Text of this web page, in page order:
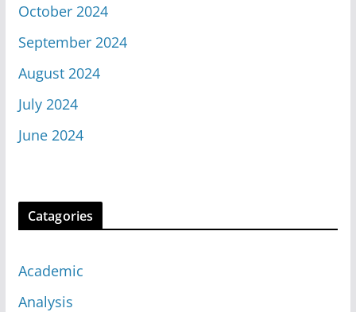
October 2024
September 2024
August 2024
July 2024
June 2024
Catagories
Academic
Analysis